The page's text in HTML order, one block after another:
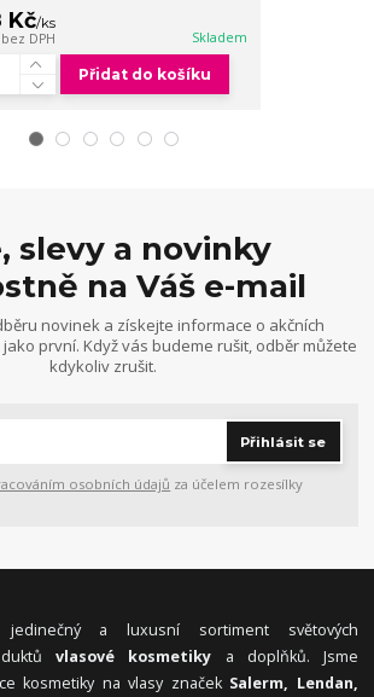
Kč/ks
bez DPH Skladem
Přidat do košíku
slevy a novinky
na Váš e-mail
novinek a získejte informace o akčních
první. Když vás budeme rušit, odběr můžete
kdykoliv zrušit.
Přihlásit se
osobních údajů za účelem rozesílky
a luxusní sortiment světových
vlasové kosmetiky a doplňků. Jsme
kosmetiky na vlasy značek Salerm, Lendan,